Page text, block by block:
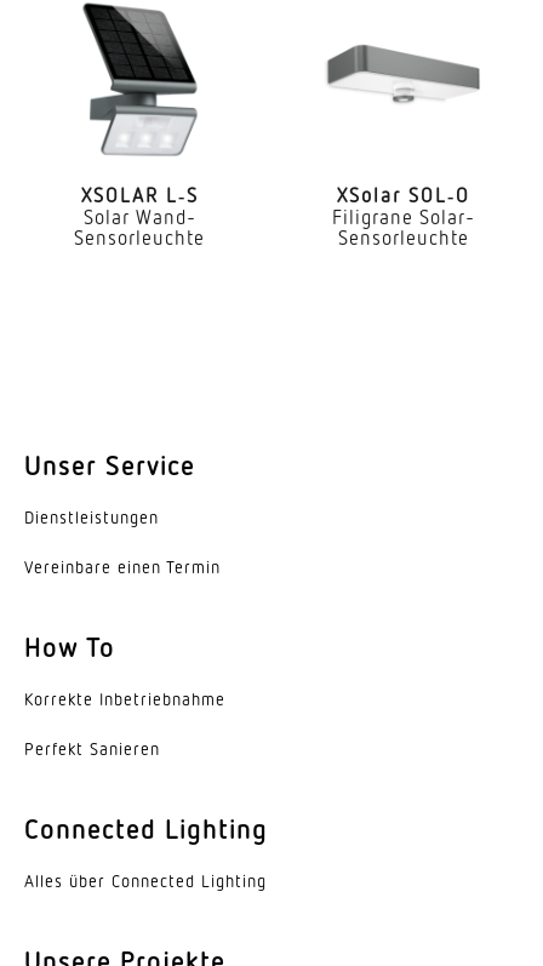
optimale Montagehöhe
Leistung
gemessener Lichtstrom (360°)
150 lm
Mit Leuchtmittel
Ja, STEINEL LED-System
LED nicht austauschbar
50000 Std
Lichtstromrückgang nach LM80
L70B10
Ohne
LED Kühlsystem
XSOLAR L‑S
Solar Wand-
Sensorleuchte
XSolar SOL‑O
Filigrane Solar-
Sensorleuchte
Unser Service
Dienst­leis­tungen
Vereinbare einen Termin
How To
Korrekte Inbe­trieb­nahme
Perfekt Sanieren
Connected Lighting
Alles über Connected Lighting